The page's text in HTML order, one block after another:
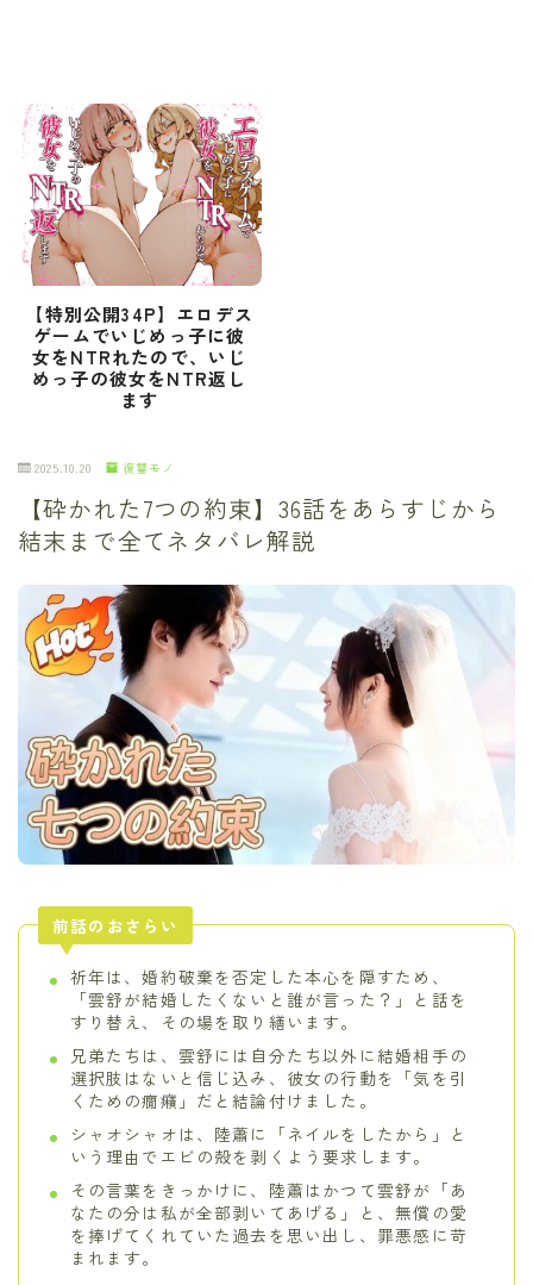
【特別公開34P】エロデス
ゲームでいじめっ子に彼
女をNTRれたので、いじ
めっ子の彼女をNTR返し
ます
2025.10.20 復讐モノ
【砕かれた7つの約束】36話をあらすじから
結末まで全てネタバレ解説
前話のおさらい
祈年は、婚約破棄を否定した本心を隠すため、
「雲舒が結婚したくないと誰が言った？」と話を
すり替え、その場を取り繕います。
兄弟たちは、雲舒には自分たち以外に結婚相手の
選択肢はないと信じ込み、彼女の行動を「気を引
くための癇癪」だと結論付けました。
シャオシャオは、陸蕭に「ネイルをしたから」と
いう理由でエビの殻を剥くよう要求します。
その言葉をきっかけに、陸蕭はかつて雲舒が「あ
なたの分は私が全部剥いてあげる」と、無償の愛
を捧げてくれていた過去を思い出し、罪悪感に苛
まれます。